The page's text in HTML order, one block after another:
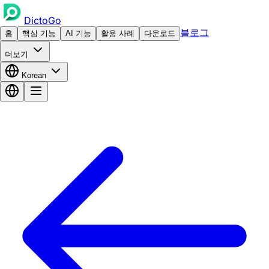
DictoGo
홈 핵심 기능 AI 기능 활용 사례 다운로드 블로그
더보기
Korean